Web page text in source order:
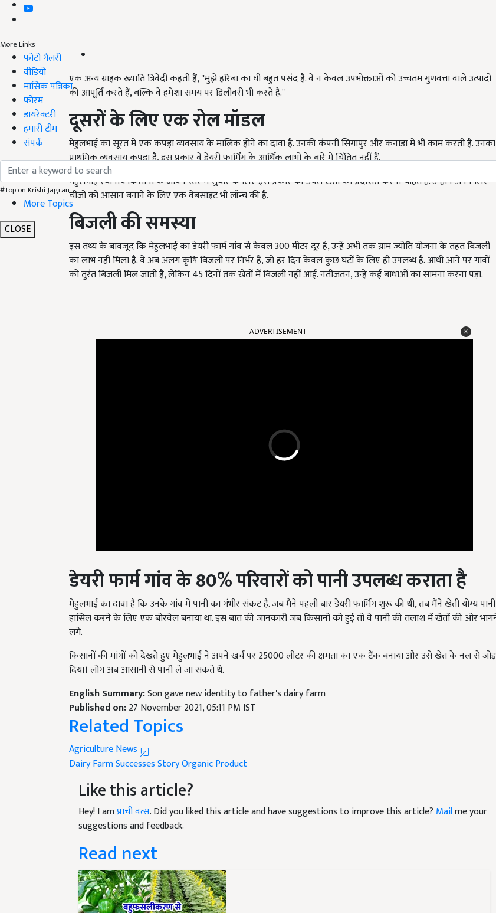
More Links
फोटो गैलरी
वीडियो
मासिक पत्रिका
फोरम
डायरेक्टरी
हमारी टीम
संपर्क
#Top on Krishi Jagran
More Topics
CLOSE
एक अन्य ग्राहक ख्याति त्रिवेदी कहती हैं, ''मुझे हरिबा का घी बहुत पसंद है. वे न केवल उपभोक्ताओं को उच्चतम गुणवत्ता वाले उत्पादों
की आपूर्ति करते हैं, बल्कि वे हमेशा समय पर डिलीवरी भी करते हैं."
दूसरों के लिए एक रोल मॉडल
मेहुलभाई का सूरत में एक कपड़ा व्यवसाय के मालिक होने का दावा है. उनकी कंपनी सिंगापुर और कनाडा में भी काम करती है. उनका
प्राथमिक व्यवसाय कपड़ा है, इस प्रकार वे डेयरी फार्मिंग के आर्थिक लाभों के बारे में चिंतित नहीं हैं.
मेहुलभाई स्थानीय किसानों के जीवन स्तर में सुधार के लिए इस प्रकार की डेयरी खेती को प्रदर्शित करना चाहते हैं. उन्होंने अपने लिए
चीजों को आसान बनाने के लिए एक वेबसाइट भी लॉन्च की है.
बिजली की समस्या
इस तथ्य के बावजूद कि मेहुलभाई का डेयरी फार्म गांव से केवल 300 मीटर दूर है, उन्हें अभी तक ग्राम ज्योति योजना के तहत बिजली
का लाभ नहीं मिला है. वे अब अलग कृषि बिजली पर निर्भर हैं, जो हर दिन केवल कुछ घंटों के लिए ही उपलब्ध है. आंधी आने पर गांवों
को तुरंत बिजली मिल जाती है, लेकिन 45 दिनों तक खेतों में बिजली नहीं आई. नतीजतन, उन्हें कई बाधाओं का सामना करना पड़ा.
डेयरी फार्म गांव के80% परिवारों को पानी उपलब्ध कराता है
मेहुलभाई का दावा है कि उनके गांव में पानी का गंभीर संकट है. जब मैंने पहली बार डेयरी फार्मिंग शुरू की थी, तब मैंने खेती योग्य पानी
हासिल करने के लिए एक बोरवेल बनाया था. इस बात की जानकारी जब किसानों को हुई तो वे पानी की तलाश में खेतों की ओर भागने
लगे.
दिया। लोग अब आसानी से पानी ले जा सकते थे.
Published on:27 November 2021, 05:11 PM IST
Related Topics
Agriculture News
Dairy FarmSuccesses Story
Like this article?
Hey! I amप्राची वत्स. Did you liked this article and have suggestions to improve this article?
suggestions and feedback.
Read next